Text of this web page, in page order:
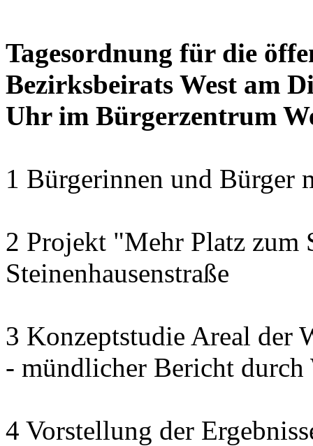
Tagesordnung für die
Bezirksbeirats West am
Uhr im Bürgerzentrum
1 Bürgerinnen und Bürger
2 Projekt "Mehr Platz zum
Steinenhausenstraße
3 Konzeptstudie Areal der
- mündlicher Bericht
4 Vorstellung der